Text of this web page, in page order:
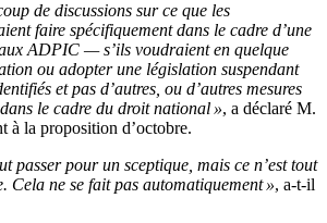
de discussions sur ce que les
faire spécifiquement dans le cadre d’une
ADPIC — s’ils voudraient en quelque
ou adopter une législation suspendant
et pas d’autres, ou d’autres mesures
le cadre du droit national », a déclaré M.
à la proposition d’octobre.
passer pour un sceptique, mais ce n’est tout
Cela ne se fait pas automatiquement », a-t-il